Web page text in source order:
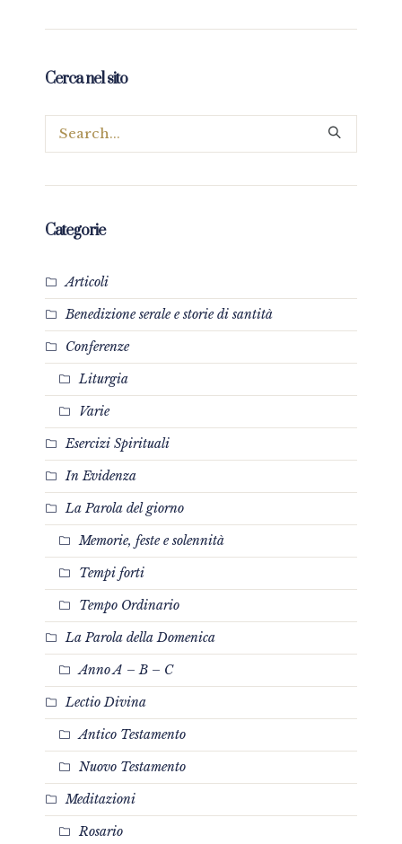
Cerca nel sito
Categorie
Articoli
Benedizione serale e storie di santità
Conferenze
Liturgia
Varie
Esercizi Spirituali
In Evidenza
La Parola del giorno
Memorie, feste e solennità
Tempi forti
Tempo Ordinario
La Parola della Domenica
Anno A – B – C
Lectio Divina
Antico Testamento
Nuovo Testamento
Meditazioni
Rosario